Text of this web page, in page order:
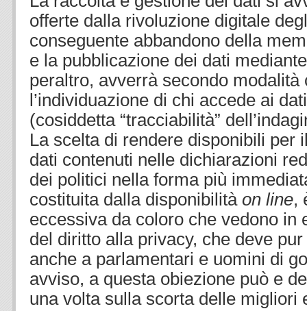
offerte dalla rivoluzione digitale
conseguente abbandono della
e la pubblicazione dei dati
peraltro, avverrà secondo modalità
l’individuazione di chi accede ai
(cosiddetta “tracciabilità”
La scelta di rendere disponibili per
dati contenuti nelle dichiarazioni
dei politici nella forma più
costituita dalla disponibilità on line,
eccessiva da coloro che vedono in
del diritto alla privacy, che deve
anche a parlamentari e uomini di
avviso, a questa obiezione può e
una volta sulla scorta delle migliori